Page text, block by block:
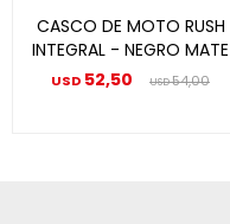
CASCO DE MOTO RUSH
INTEGRAL - NEGRO MATE
USD 52,50 USD54,00